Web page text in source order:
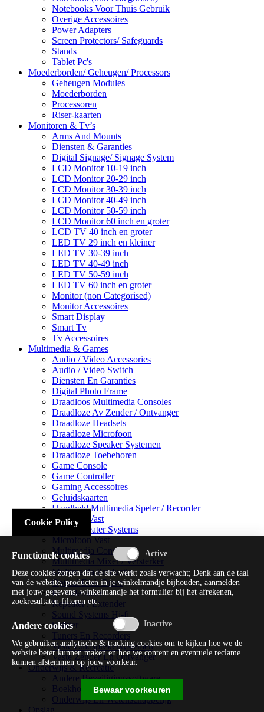
Notebooks Voor Thuis Gebruik
Overige Accessoires
Power Adapters
Screen Protectors/ Safeguards
Stands
Tablet Pc's
Moederborden/ Geheugen/ Processors
Geheugen Modules
Moederborden
Processoren
Riser-kaarten
Monitoren & Tv’s
Arms And Mounts
Diensten & Garanties
Digital Signage/ Signage System
LCD Monitor 10-19 inch
LCD Monitor 20-29 inch
LCD Monitor 30-39 inch
LCD Monitor 40-49 inch
LCD Monitor 50-59 inch
LCD Monitor 60 inch en groter
LCD TV 40 inch en groter
LED TV 29 inch en kleiner
LED TV 30-39 inch
LED TV 40-49 inch
LED TV 50-59 inch
LED TV 60 inch en groter
Monitor (non Categorised)
Monitor Accessoires
Smart Display
Smart Tv
Tv Accessoires
Multimedia & Games
Audio / Video Accessories
Audio / Video Switch
Diensten En Garanties
Digital Photo Frame
Draadloos Multimedia Consoles
Draadloze Av Zender / Ontvanger
Draadloze Headsets
Draadloze Microfoon
Draadloze Speaker Systemen
Draadloze Toebehoren
Game Console
Game Controller
Gaming Accessoires
Geluidskaarten
Handheld Multimedia Speler / Recorder
Headsets Vast
Home Theater Systems
Microfoon Vast
Multimedia Consoles
Multimedia Mixer / Versterker
Multimedia Productie
Optical Disk Drive
Pc Videokaart
Repeater / Extender
Sound Systems Hi-fi
Splitter
Tuners En Recorders
Vaste Luidsprekersystemen
Vaste Zender En Ontvanger
Onderwijs & Recreatie
Andere Beveiligingssoftware
Boekhouding / Financiën
Onderwijs En Wetenschappelijk
Cookie Policy
Functionele cookies
Deze cookies zorgen dat de site werkt zoals verwacht; Denk aan de taal
van de website, producten in je winkelmandje bijhouden, aanmelden
met jouw gegevens, winkelmandje het formulier bij het afrekenen,
zoekresultaten filteren etc.
Andere cookies
We gebruiken analytische & tracking cookies om te kijken hoe we de
website beter kunnen maken en hoe we content en eventuele reclame
kunnen afstemmen op jouw voorkeur.
Bewaar voorkeuren